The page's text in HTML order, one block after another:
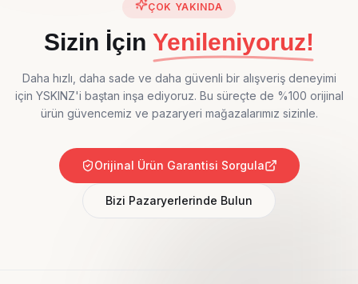
ÇOK YAKINDA
Sizin İçin Yenileniyoruz!
Daha hızlı, daha sade ve daha güvenli bir alışveriş deneyimi
için YSKINZ'i baştan inşa ediyoruz. Bu süreçte de %100 orijinal
ürün güvencemiz ve pazaryeri mağazalarımız sizinle.
Orijinal Ürün Garantisi Sorgula
Bizi Pazaryerlerinde Bulun